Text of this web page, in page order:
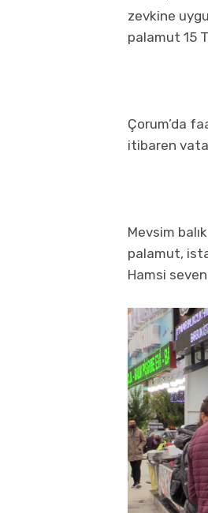
zevkine
palamut 15
Çorum’da
itibaren
Mevsim
palamut,
Hamsi